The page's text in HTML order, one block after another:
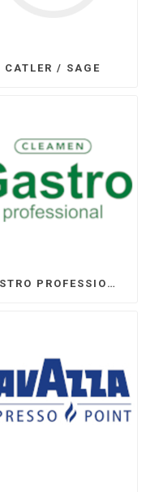
CATLER / SAGE
GASTRO PROFESSIONAL